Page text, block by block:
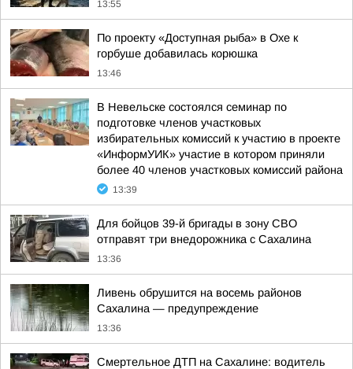
13:55
По проекту «Доступная рыба» в Охе к
горбуше добавилась корюшка
13:46
В Невельске состоялся семинар по
подготовке членов участковых
избирательных комиссий к участию в проекте
«ИнформУИК» участие в котором приняли
более 40 членов участковых комиссий района
13:39
Для бойцов 39-й бригады в зону СВО
отправят три внедорожника с Сахалина
13:36
Ливень обрушится на восемь районов
Сахалина — предупреждение
13:36
Смертельное ДТП на Сахалине: водитель